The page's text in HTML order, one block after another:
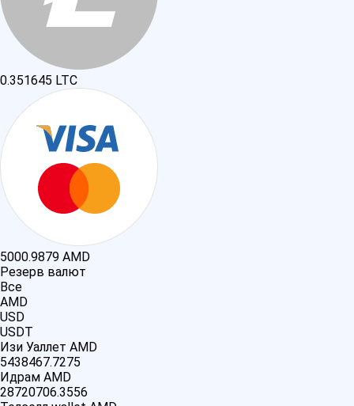
0.351645 LTC
5000.9879 AMD
Резерв валют
Все
AMD
USD
USDT
Изи Уаллет AMD
5438467.7275
Идрам AMD
28720706.3556